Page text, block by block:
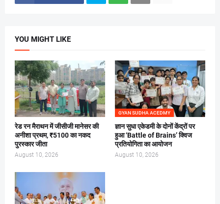
YOU MIGHT LIKE
रेड रन मैराथन में जीसीजी मानेसर की
अनीशा प्रथम, ₹5100 का नकद
पुरस्कार जीता
August 10, 2026
GYAN SUDHA ACEDMY
ज्ञान सुधा एकेडमी के दोनों केंद्रों पर
हुआ ‘Battle of Brains’ क्विज
प्रतियोगिता का आयोजन
August 10, 2026